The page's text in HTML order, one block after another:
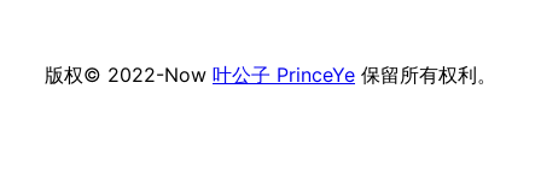
版权© 2022-Now 叶公子 PrinceYe 保留所有权利。